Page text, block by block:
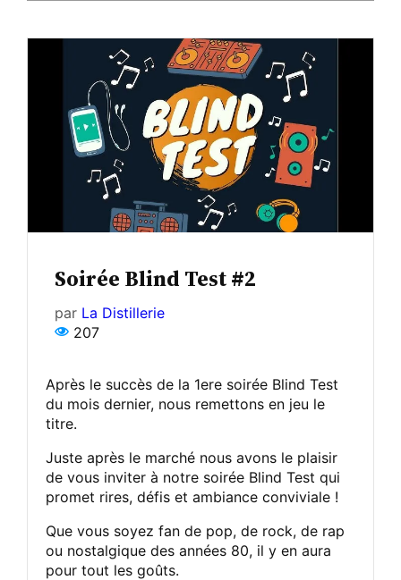
Soirée Blind Test #2
par La Distillerie
207
Après le succès de la 1ere soirée Blind Test
du mois dernier, nous remettons en jeu le
titre.
Juste après le marché nous avons le plaisir
de vous inviter à notre soirée Blind Test qui
promet rires, défis et ambiance conviviale !
Que vous soyez fan de pop, de rock, de rap
ou nostalgique des années 80, il y en aura
pour tout les goûts.